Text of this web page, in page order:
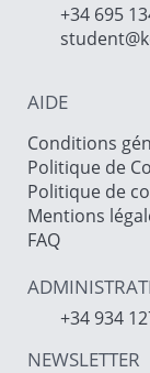
+34 695
AIDE
Conditions
Politique de
Politique de
Mentions
FAQ
+34 934
NEWSLETTER